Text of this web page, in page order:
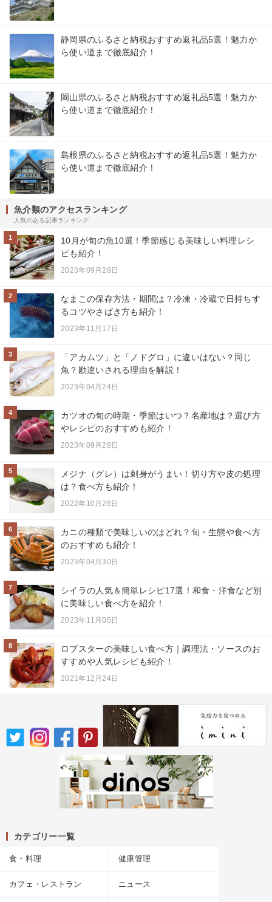
静岡県のふるさと納税おすすめ返礼品5選！魅力か
ら使い道まで徹底紹介！
岡山県のふるさと納税おすすめ返礼品5選！魅力か
ら使い道まで徹底紹介！
島根県のふるさと納税おすすめ返礼品5選！魅力か
ら使い道まで徹底紹介！
魚介類のアクセスランキング
人気のある記事ランキング
1
10月が旬の魚10選！季節感じる美味しい料理レシ
ピも紹介！
2023年09月28日
2
なまこの保存方法・期間は？冷凍・冷蔵で日持ちす
るコツやさばき方も紹介！
2023年11月17日
3
「アカムツ」と「ノドグロ」に違いはない？同じ
魚？勘違いされる理由を解説！
2023年04月24日
4
カツオの旬の時期・季節はいつ？名産地は？選び方
やレシピのおすすめも紹介！
2023年09月28日
5
メジナ（グレ）は刺身がうまい！切り方や皮の処理
は？食べ方も紹介！
2022年10月26日
6
カニの種類で美味しいのはどれ？旬・生態や食べ方
のおすすめも紹介！
2023年04月30日
7
シイラの人気＆簡単レシピ17選！和食・洋食など別
に美味しい食べ方を紹介！
2023年11月05日
8
ロブスターの美味しい食べ方｜調理法・ソースのお
すすめや人気レシピも紹介！
2021年12月24日
カテゴリー一覧
食・料理 健康管理
カフェ・レストラン ニュース